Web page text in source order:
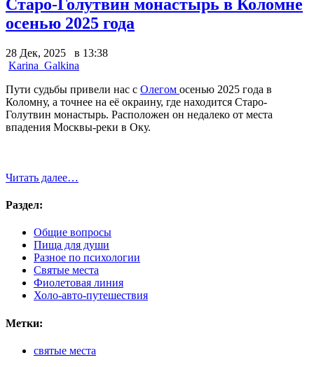
Старо-Голутвин монастырь в Коломне
осенью 2025 года
28 Дек, 2025 в 13:38
Karina_Galkina
Пути судьбы привели нас с Олегом осенью 2025 года в
Коломну, а точнее на её окраину, где находится Старо-
Голутвин монастырь. Расположен он недалеко от места
впадения Москвы-реки в Оку.
Читать далее…
Раздел:
Общие вопросы
Пища для души
Разное по психологии
Святые места
Фиолетовая линия
Холо-авто-путешествия
Метки:
святые места